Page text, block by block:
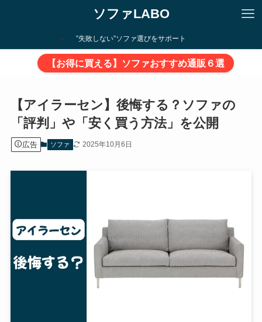
ソファLABO
”失敗しない”ソファ選びをサポート
【お得に買える】ソファおすすめ通販６選
【アイラーセン】後悔する？ソファの
「評判」や「安く買う方法」を公開
広告 ソファ 2025年10月6日